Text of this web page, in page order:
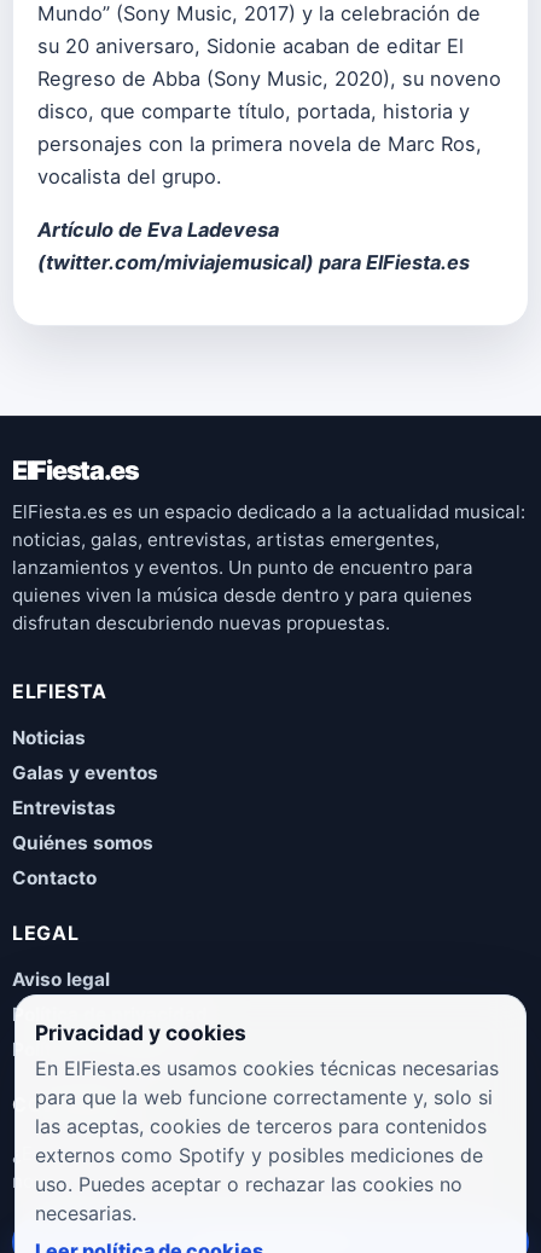
Mundo” (Sony Music, 2017) y la celebración de
su 20 aniversaro, Sidonie acaban de editar El
Regreso de Abba (Sony Music, 2020), su noveno
disco, que comparte título, portada, historia y
personajes con la primera novela de Marc Ros,
vocalista del grupo.
Artículo de Eva Ladevesa
(twitter.com/miviajemusical) para ElFiesta.es
ElFiesta.es
ElFiesta.es es un espacio dedicado a la actualidad musical:
noticias, galas, entrevistas, artistas emergentes,
lanzamientos y eventos. Un punto de encuentro para
quienes viven la música desde dentro y para quienes
disfrutan descubriendo nuevas propuestas.
ELFIESTA
Noticias
Galas y eventos
Entrevistas
Quiénes somos
Contacto
LEGAL
Aviso legal
Política de privacidad
Política de cookies
COLABORA
¿Eres artista, manager, sello o promotor? Envíanos tus
novedades, galas, entrevistas o propuestas musicales.
Enviar propuesta
Privacidad y cookies
En ElFiesta.es usamos cookies técnicas necesarias
para que la web funcione correctamente y, solo si
las aceptas, cookies de terceros para contenidos
externos como Spotify y posibles mediciones de
uso. Puedes aceptar o rechazar las cookies no
necesarias.